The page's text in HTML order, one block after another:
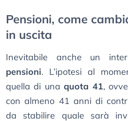
Pensioni, come
in uscita
Inevitabile anche un
pensioni. L’ipotesi al
quella di unaquota 41,
con almeno 41 anni di
da stabilire quale sarà